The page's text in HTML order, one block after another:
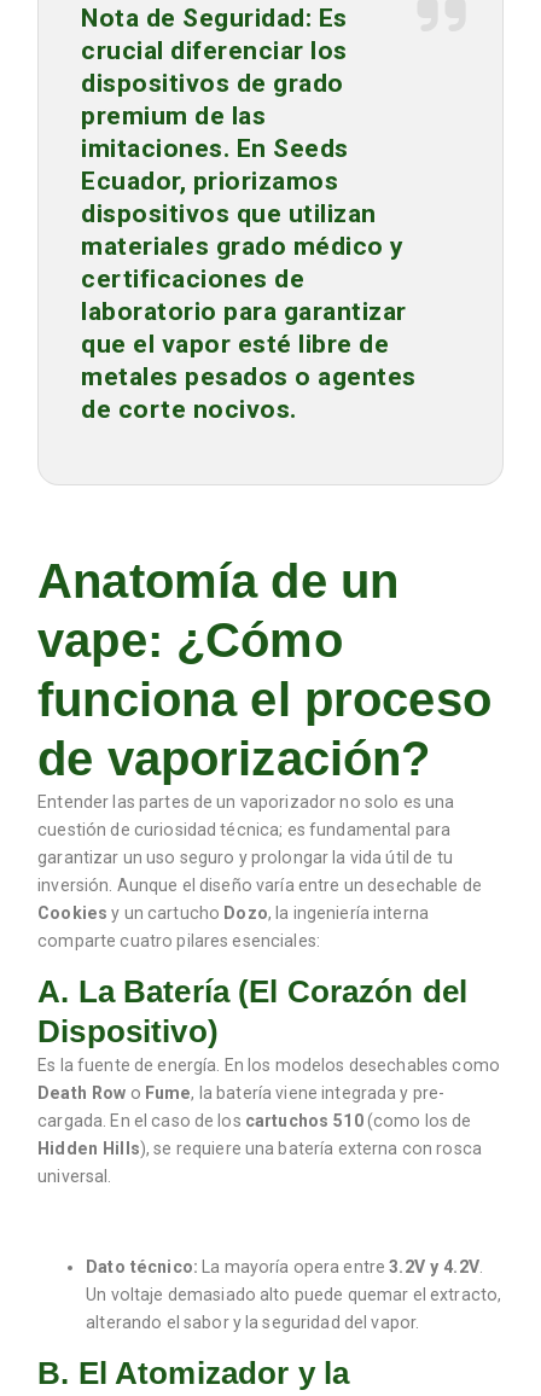
Nota de Seguridad: Es
crucial diferenciar los
dispositivos de grado
premium de las
imitaciones. En Seeds
Ecuador, priorizamos
dispositivos que utilizan
materiales grado médico y
certificaciones de
laboratorio para garantizar
que el vapor esté libre de
metales pesados o agentes
de corte nocivos.
Anatomía de un
vape: ¿Cómo
funciona el proceso
de vaporización?
Entender las partes de un vaporizador no solo es una
cuestión de curiosidad técnica; es fundamental para
garantizar un uso seguro y prolongar la vida útil de tu
inversión. Aunque el diseño varía entre un desechable de
Cookies y un cartucho Dozo, la ingeniería interna
comparte cuatro pilares esenciales:
A. La Batería (El Corazón del
Dispositivo)
Es la fuente de energía. En los modelos desechables como
Death Row o Fume, la batería viene integrada y pre-
cargada. En el caso de los cartuchos 510(como los de
Hidden Hills), se requiere una batería externa con rosca
universal.
Dato técnico: La mayoría opera entre3.2V y 4.2V.
Un voltaje demasiado alto puede quemar el extracto,
alterando el sabor y la seguridad del vapor.
B. El Atomizador y la